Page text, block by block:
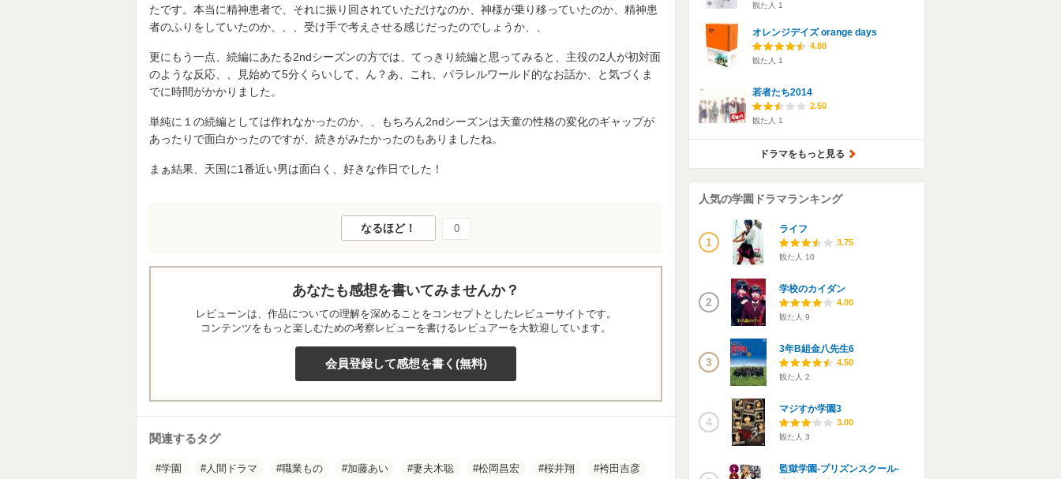
たです。本当に精神患者で、それに振り回されていただけなのか、神様が乗り移っていたのか、精神患
者のふりをしていたのか、、、受け手で考えさせる感じだったのでしょうか、、
更にもう一点、続編にあたる2ndシーズンの方では、てっきり続編と思ってみると、主役の2人が初対面
のような反応、、見始めて5分くらいして、ん？あ、これ、パラレルワールド的なお話か、と気づくま
でに時間がかかりました。
単純に１の続編としては作れなかったのか、、もちろん2ndシーズンは天童の性格の変化のギャップが
あったりで面白かったのですが、続きがみたかったのもありましたね。
まぁ結果、天国に1番近い男は面白く、好きな作日でした！
なるほど！ 0
あなたも感想を書いてみませんか？
レビューンは、作品についての理解を深めることをコンセプトとしたレビューサイトです。
コンテンツをもっと楽しむための考察レビューを書けるレビュアーを大歓迎しています。
会員登録して感想を書く(無料)
関連するタグ
学園 人間ドラマ 職業もの 加藤あい 妻夫木聡 松岡昌宏 桜井翔 袴田吉彦
観た人 1
オレンジデイズ orange days
4.80
観た人 1
若者たち2014
2.50
観た人 1
ドラマをもっと見る
人気の学園ドラマランキング
1
ライフ
3.75
観た人 10
2
学校のカイダン
4.00
観た人 9
3
3年B組金八先生6
4.50
観た人 2
4
マジすか学園3
3.00
観た人 3
監獄学園-プリズンスクール-